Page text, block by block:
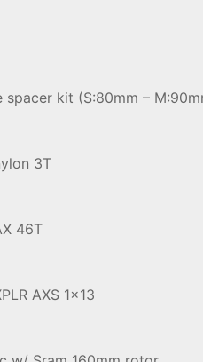
kit (S:80mm –
3T
46T
AXS 1×13